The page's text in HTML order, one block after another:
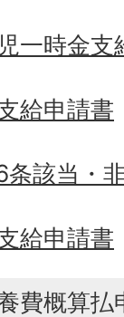
一時金支
給申請書
条該当・
給申請書
費概算払